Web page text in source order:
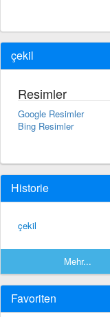
çekil
Resimler
Google Resimler
Bing Resimler
Historie
çekil
Mehr...
Favoriten